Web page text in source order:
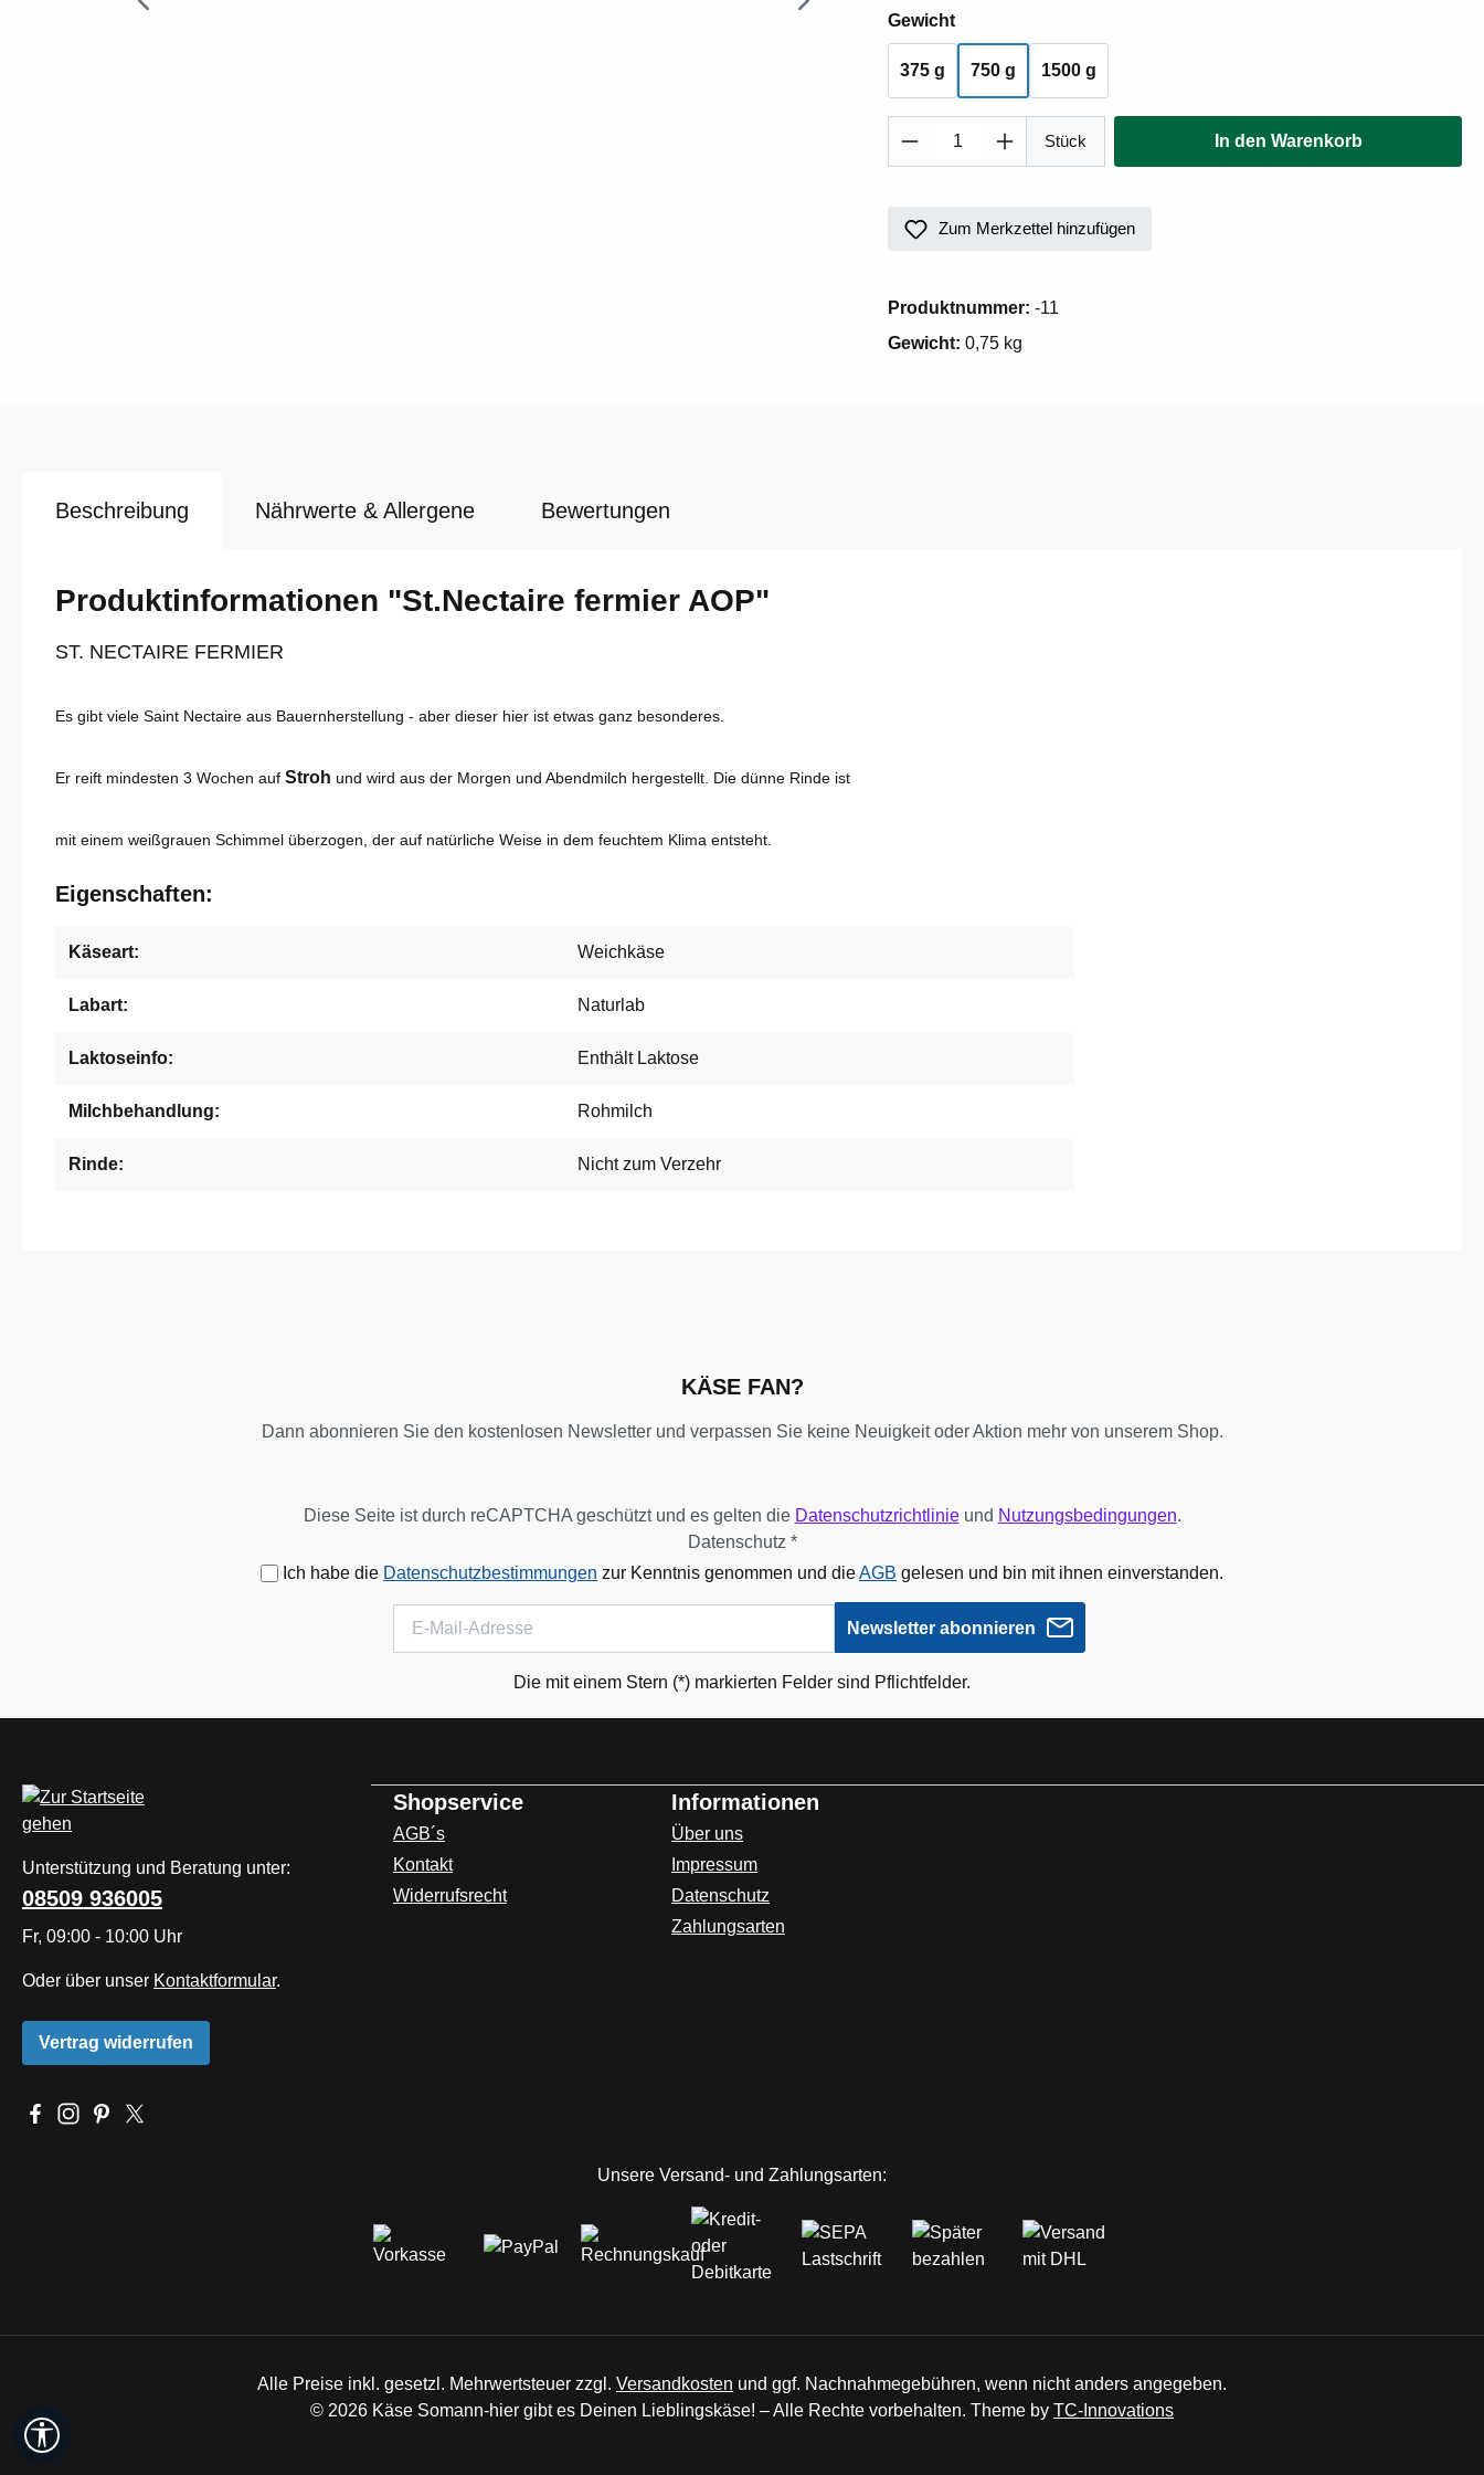
Gewichtauswählen
375 g 750 g 1500 g
Produkt Anzahl: Gib den gewünschten Wert ein
Stück In den Warenkorb
Zum Merkzettel hinzufügen
Produktnummer: -11
Gewicht: 0,75 kg
Beschreibung Nährwerte & Allergene Bewertungen
Produktinformationen "St.Nectaire fermier AOP"
ST. NECTAIRE FERMIER
Es gibt viele Saint Nectaire aus Bauernherstellung - aber dieser hier ist etwas ganz besonderes.
Er reift mindesten 3 Wochen auf Stroh und wird aus der Morgen und Abendmilch hergestellt. Die dünne Rinde ist
mit einem weißgrauen Schimmel überzogen, der auf natürliche Weise in dem feuchtem Klima entsteht.
Eigenschaften:
Käseart: Weichkäse
Labart: Naturlab
Laktoseinfo: Enthält Laktose
Milchbehandlung: Rohmilch
Rinde: Nicht zum Verzehr
KÄSE FAN?
Dann abonnieren Sie den kostenlosen Newsletter und verpassen Sie keine Neuigkeit oder Aktion mehr von unserem Shop.
Diese Seite ist durch reCAPTCHA geschützt und es gelten die Datenschutzrichtlinieund Nutzungsbedingungen.
Datenschutz *
Ich habe die Datenschutzbestimmungen zur Kenntnis genommen und dieAGB gelesen und bin mit ihnen einverstanden.
Newsletter abonnieren
Die mit einem Stern (*) markierten Felder sind Pflichtfelder.
Unterstützung und Beratung unter:
08509 936005
Fr, 09:00 - 10:00 Uhr
Oder über unser Kontaktformular.
Vertrag widerrufen
Besuche uns auf Facebook – öffnet in neuem Tab (externer Link)
Schau auf Instagram vorbei – öffnet in neuem Tab (externer Link)
Lass dich auf Pinterest inspirieren – öffnet in neuem Tab (externer Link)
Folge uns auf X – öffnet in neuem Tab (externer Link)
Shopservice
AGB´s
Kontakt
Widerrufsrecht
Informationen
Über uns
Impressum
Datenschutz
Zahlungsarten
Unsere Versand- und Zahlungsarten:
Alle Preise inkl. gesetzl. Mehrwertsteuer zzgl. Versandkosten und ggf. Nachnahmegebühren, wenn nicht anders angegeben.
© 2026 Käse Somann-hier gibt es Deinen Lieblingskäse! – Alle Rechte vorbehalten. Theme by TC-Innovations
Werkzeugleiste anzeigen